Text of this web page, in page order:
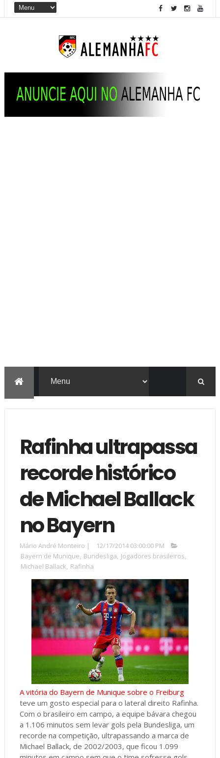
Rafinha ultrapassa
recorde histórico
de Michael Ballack
no Bayern
Mário André Monteiro |
12/17/2014 03:00:00 PM
Bayern de Munique, Bundesliga, Jogadores brasileiros,
Michael Ballack, Rafinha
A vitória do Bayern de Munique sobre o Freiburg
teve um gosto especial para o lateral direito Rafinha.
Com o brasileiro em campo, a equipe bávara chegou
a 1.106 minutos sem levar gols pela Bundesliga, um
recorde na competição, ultrapassando a marca de
Michael Ballack, de 2002/2003, que ficou 1.099